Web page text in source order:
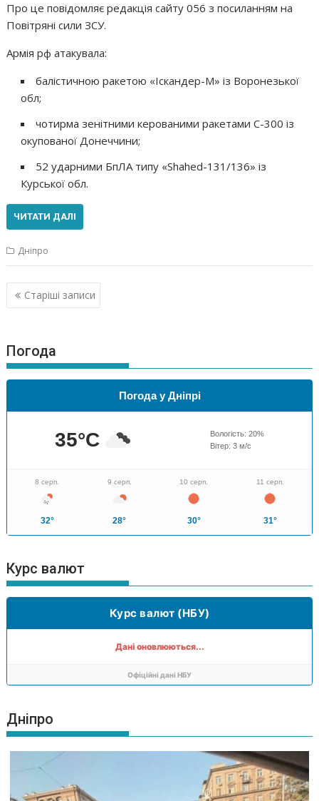
Про це повідомляє редакція сайту 056 з посиланням на
Повітряні сили ЗСУ.
Армія рф атакувала:
балістичною ракетою «Іскандер-М» із Воронезької
обл;
чотирма зенітними керованими ракетами С-300 із
окупованої Донеччини;
52 ударними БпЛА типу «Shahed-131/136» із
Курської обл.
ЧИТАТИ ДАЛІ
Дніпро
Навігація
за
Старіші записи
Погода
Погода у Дніпрі
35°C Вологість: 20%
Вітер: 3м/с
8 серп.
32°
9 серп.
28°
10 серп.
30°
11 серп.
31°
Курс валют
Курс валют (НБУ)
Дані оновлюються...
Офіційні дані НБУ
Дніпро